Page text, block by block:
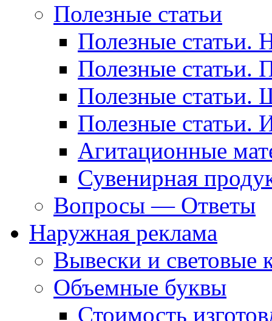
Полезные статьи
Полезные статьи.
Полезные статьи.
Полезные статьи.
Полезные статьи.
Агитационные
Сувенирная
Вопросы — Ответы
Наружная реклама
Вывески и световые
Объемные буквы
Стоимость